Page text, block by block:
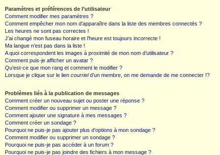
Paramètres et préférences de l’utilisateur
Comment modifier mes paramètres ?
Comment empêcher mon nom d’apparaître dans la liste des membres connectés ?
Les heures ne sont pas correctes !
J’ai changé mon fuseau horaire et l’heure est toujours incorrecte !
Ma langue n’est pas dans la liste !
A quoi correspondent les images à proximité de mon nom d’utilisateur ?
Comment puis-je afficher un avatar ?
Qu’est-ce que mon rang et comment le modifier ?
Lorsque je clique sur le lien courrield’un membre, on me demande de me connecter !?
Problèmes liés à la publication de messages
Comment créer un nouveau sujet ou poster une réponse ?
Comment modifier ou supprimer un message ?
Comment ajouter une signature à mes messages ?
Comment créer un sondage ?
Pourquoi ne puis-je pas ajouter plus d’options à mon sondage ?
Comment modifier ou supprimer un sondage ?
Pourquoi ne puis-je pas accéder à un forum ?
Pourquoi ne puis-je pas joindre des fichiers à mon message ?